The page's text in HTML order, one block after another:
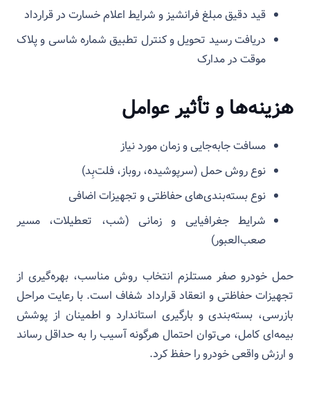
قید دقیق مبلغ فرانشیز و شرایط اعلام خسارت در قرارداد
دریافت رسید تحویل و کنترل تطبیق شماره شاسی و پلاک
موقت در مدارک
هزینه‌ها و تأثیر عوامل
مسافت جابه‌جایی و زمان مورد نیاز
نوع روش حمل (سرپوشیده، روباز، فلت‌بِد)
نوع بسته‌بندی‌های حفاظتی و تجهیزات اضافی
شرایط جغرافیایی و زمانی (شب، تعطیلات، مسیر
صعب‌العبور)
حمل خودرو صفر مستلزم انتخاب روش مناسب، بهره‌گیری از
تجهیزات حفاظتی و انعقاد قرارداد شفاف است. با رعایت مراحل
بازرسی، بسته‌بندی و بارگیری استاندارد و اطمینان از پوشش
بیمه‌ای کامل، می‌توان احتمال هرگونه آسیب را به حداقل رساند
و ارزش واقعی خودرو را حفظ کرد.